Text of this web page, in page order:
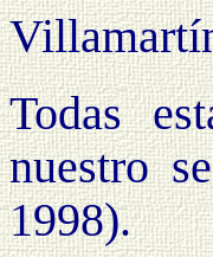
Todas
nuestro
1998).